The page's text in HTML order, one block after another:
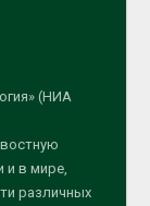
(НИА
и в мире,
различных